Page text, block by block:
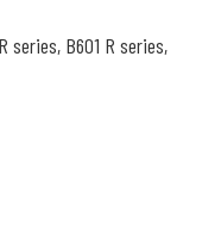
series, B601 R series,